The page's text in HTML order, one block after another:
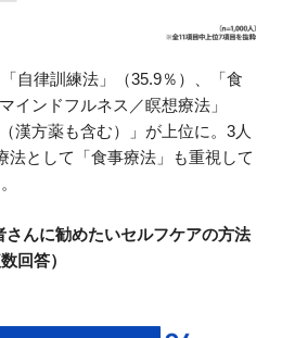
自律訓練法」（35.9％）、「食
インドフルネス／瞑想療法」
漢方薬も含む）」が上位に。3人
法として「食事療法」も重視して
んに勧めたいセルフケアの方法
回答）